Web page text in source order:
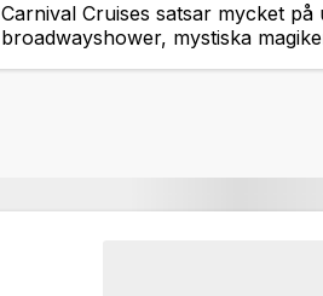
Carnival Cruises satsar mycket
broadwayshower, mystiska